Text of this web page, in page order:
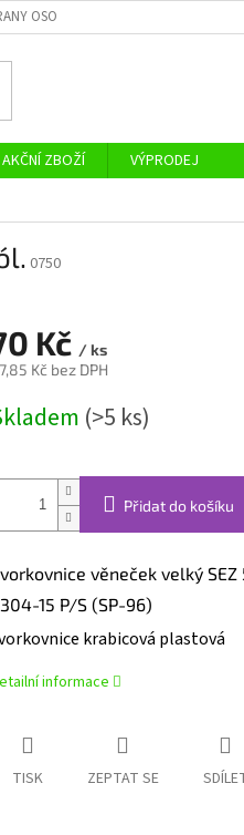
OSOBNÍCH ÚDAJŮ
AKČNÍ ZBOŽÍ
VÝPRODEJ
0750
Kč / ks
Kč bez DPH
(>5 ks)
Přidat do košíku
věneček velký
15 P/S (SP-96)
krabicová plastová
informace
TISK ZEPTAT SE